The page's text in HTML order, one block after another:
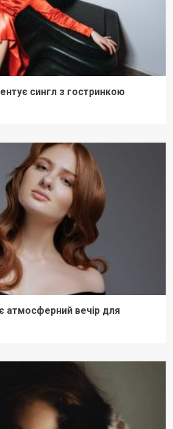
сингл з гостринкою
атмосферний вечір для